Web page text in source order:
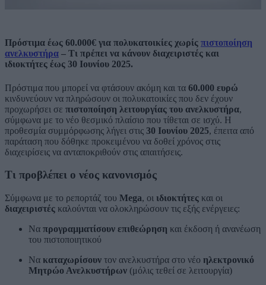
Πρόστιμα έως 60.000€ για πολυκατοικίες χωρίς πιστοποίηση
ανελκυστήρα – Τι πρέπει να κάνουν διαχειριστές και
ιδιοκτήτες έως 30 Ιουνίου 2025.
Πρόστιμα που μπορεί να φτάσουν ακόμη και τα 60.000 ευρώ
κινδυνεύουν να πληρώσουν οι πολυκατοικίες που δεν έχουν
προχωρήσει σε πιστοποίηση λειτουργίας του ανελκυστήρα,
σύμφωνα με το νέο θεσμικό πλαίσιο που τίθεται σε ισχύ. Η
προθεσμία συμμόρφωσης λήγει στις 30 Ιουνίου 2025, έπειτα από
παράταση που δόθηκε προκειμένου να δοθεί χρόνος στις
διαχειρίσεις να ανταποκριθούν στις απαιτήσεις.
Τι προβλέπει ο νέος κανονισμός
Σύμφωνα με το ρεπορτάζ του Mega, οι ιδιοκτήτες και οι
διαχειριστές καλούνται να ολοκληρώσουν τις εξής ενέργειες:
Να προγραμματίσουν επιθεώρηση και έκδοση ή ανανέωση
του πιστοποιητικού
Να καταχωρίσουν τον ανελκυστήρα στο νέο ηλεκτρονικό
Μητρώο Ανελκυστήρων (μόλις τεθεί σε λειτουργία)